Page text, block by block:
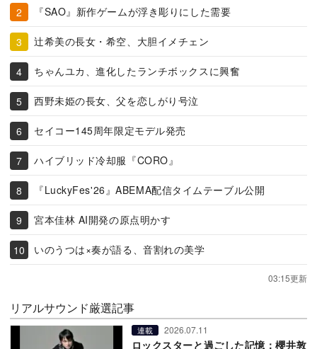
『SAO』新作ゲームが浮き彫りにした需要
辻希美の長女・希空、大胆イメチェン
ちゃんユカ、進化したランチボックスに興奮
西野未姫の長女、父を恋しがり号泣
セイコー145周年限定モデル発売
ハイブリッド冷却服『CORO』
『LuckyFes'26』ABEMA配信タイムテーブル公開
宮本佳林 AI開発の原点明かす
いのうつは×奏が語る、音割れの美学
03:15更新
リアルサウンド厳選記事
連載 2026.07.11
ロックスターと過ごした記憶：櫻井敦